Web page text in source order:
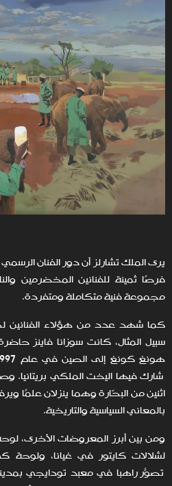
يرى الملك تشارلز أن دور الفنان
فرصًا ثمينة للفنانين المخضرمين
مجموعة فنية متكاملة ومتفردة.
كما شهد عدد من هؤلاء الفنانين
سبيل المثال، كانت سوزانا فاينز
شارك فيها اليخت الملكي بريتانيا.
اثنين من البحّارة وهما ينزلان
بالمعاني السياسية والتاريخية.
ومن بين أبرز المعروضات الأخرى،
لشلالات كايتور في غيانا، ولوحة
تصوّر راهبًا في معبد تودايجي بمدينة